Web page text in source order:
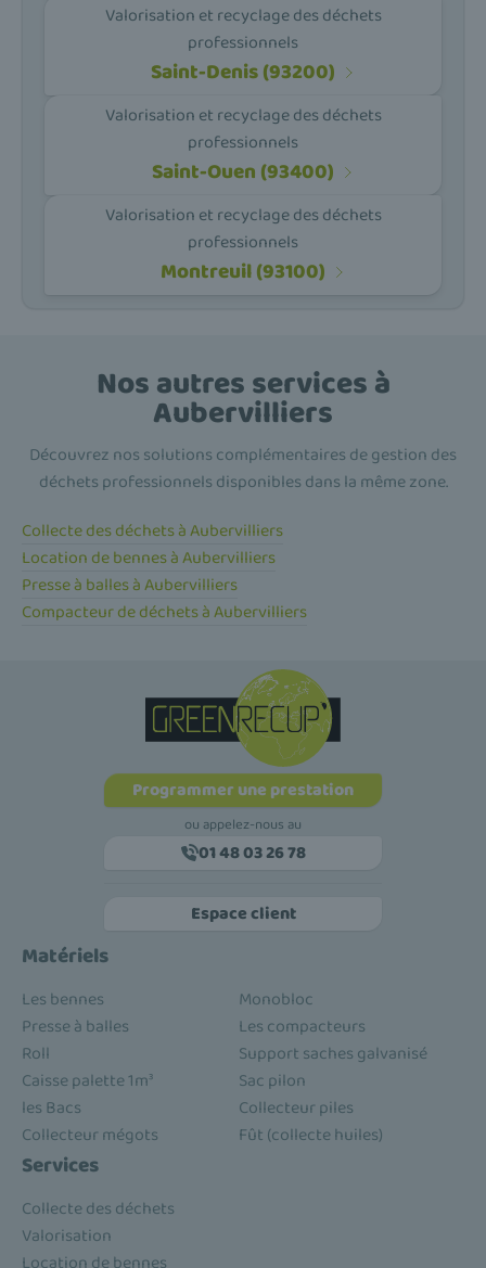
Valorisation et recyclage des déchets
professionnels
Saint-Denis (93200)
Valorisation et recyclage des déchets
professionnels
Saint-Ouen (93400)
Valorisation et recyclage des déchets
professionnels
Montreuil (93100)
Nos autres services à
Aubervilliers
Découvrez nos solutions complémentaires de gestion des
déchets professionnels disponibles dans la même zone.
Collecte des déchets à Aubervilliers
Location de bennes à Aubervilliers
Presse à balles à Aubervilliers
Compacteur de déchets à Aubervilliers
Programmer une prestation
ou appelez-nous au
01 48 03 26 78
Espace client
Matériels
Les bennes
Monobloc
Presse à balles
Les compacteurs
Roll
Support saches galvanisé
Caisse palette 1m³
Sac pilon
les Bacs
Collecteur piles
Collecteur mégots
Fût (collecte huiles)
Services
Collecte des déchets
Valorisation